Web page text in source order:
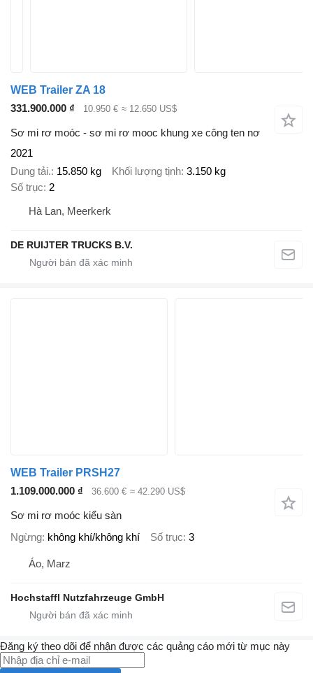
WEB Trailer ZA 18
331.900.000 ₫
10.950 € ≈ 12.650 US$
Sơ mi rơ moóc - sơ mi rơ mooc khung xe công ten nơ
2021
Dung tải. 15.850 kg Khối lượng tịnh 3.150 kg
Số trục 2
Hà Lan, Meerkerk
DE RUIJTER TRUCKS B.V.
WEB Trailer PRSH27
1.109.000.000 ₫
36.600 € ≈ 42.290 US$
Sơ mi rơ moóc kiểu sàn
Ngừng không khí/không khí Số trục 3
Áo, Marz
Hochstaffl Nutzfahrzeuge GmbH
Đăng ký theo dõi để nhận được các quảng cáo mới từ mục này